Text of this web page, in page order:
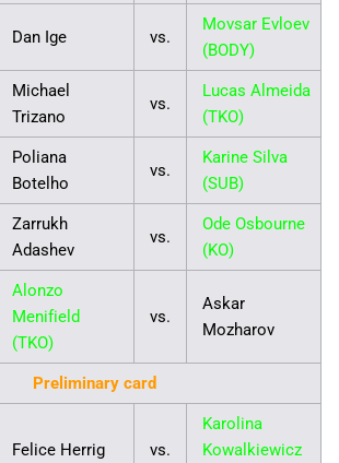
Dan Ige vs.
Movsar Evloev
(BODY)
Michael
Trizano
vs.
Lucas Almeida
(TKO)
Poliana
Botelho
vs.
Karine Silva
(SUB)
Zarrukh
Adashev
vs.
Ode Osbourne
(KO)
Alonzo
Menifield
(TKO)
vs.
Askar
Mozharov
Preliminary card
Felice Herrig vs.
Karolina
Kowalkiewicz